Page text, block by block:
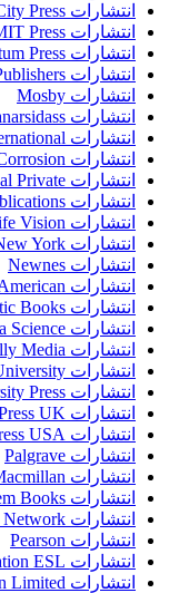
انتشارات Mill City Press
انتشارات MIT Press
انتشارات Momentum Press
انتشارات Morgan and Claypool Publishers
انتشارات Mosby
انتشارات Motilal Banarsidass
انتشارات NACE International
انتشارات Natl Assn of Corrosion
انتشارات New Age International Private
انتشارات New Harbinger Publications
انتشارات New Life Vision
انتشارات New York
انتشارات Newnes
انتشارات North American
انتشارات North Atlantic Books
انتشارات Nova Science
انتشارات O'Reilly Media
انتشارات Oxford University
انتشارات Oxford University Press
انتشارات Oxford University Press UK
انتشارات Oxford University Press USA
انتشارات Palgrave
انتشارات Palgrave Macmillan
انتشارات Pattern System Books
انتشارات PDR Network
انتشارات Pearson
انتشارات Pearson Education ESL
انتشارات Pearson Education Limited